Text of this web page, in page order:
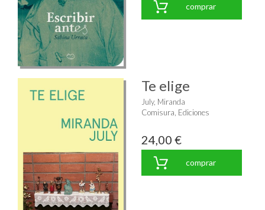
comprar
Te elige
July, Miranda
Comisura, Ediciones
24,00 €
comprar